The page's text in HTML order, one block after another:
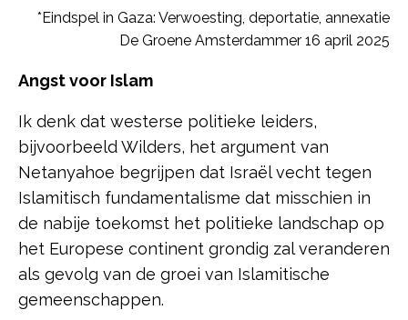
*Eindspel in Gaza: Verwoesting, deportatie, annexatie
De Groene Amsterdammer 16 april 2025
Angst voor Islam
Ik denk dat westerse politieke leiders,
bijvoorbeeld Wilders, het argument van
Netanyahoe begrijpen dat Israël vecht tegen
Islamitisch fundamentalisme dat misschien in
de nabije toekomst het politieke landschap op
het Europese continent grondig zal veranderen
als gevolg van de groei van Islamitische
gemeenschappen.